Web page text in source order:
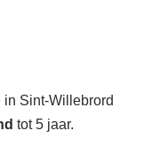
Sint-Willebrord
tot 5 jaar.